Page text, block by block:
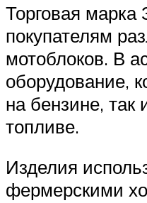
Торговая марка
покупателям
мотоблоков. В
оборудование,
на бензине, так
топливе.
Изделия
фермерскими